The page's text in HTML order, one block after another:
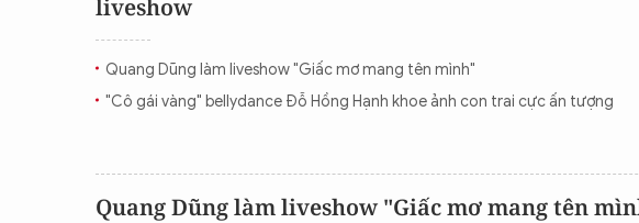
liveshow
Quang Dũng làm liveshow "Giấc mơ mang tên mình"
"Cô gái vàng" bellydance Đỗ Hồng Hạnh khoe ảnh con trai cực ấn tượng
Quang Dũng làm liveshow "Giấc mơ mang tên